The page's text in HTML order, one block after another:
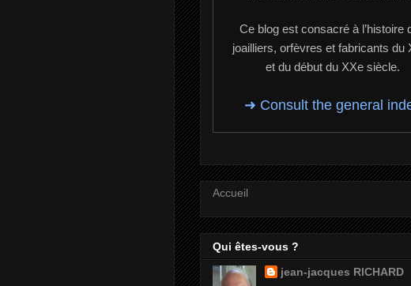
Ce blog est consacré à l’histoire
joailliers, orfèvres et fabricants du
et du début du XXe siècle.
➜ Consult the general
Accueil
Qui êtes-vous ?
jean-jacques RICHARD